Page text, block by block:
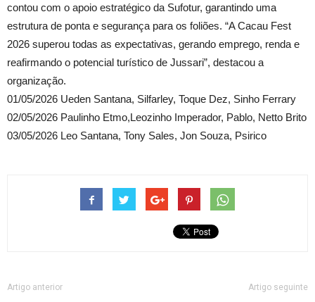
contou com o apoio estratégico da Sufotur, garantindo uma
estrutura de ponta e segurança para os foliões. “A Cacau Fest
2026 superou todas as expectativas, gerando emprego, renda e
reafirmando o potencial turístico de Jussari”, destacou a
organização.
01/05/2026 Ueden Santana, Silfarley, Toque Dez, Sinho Ferrary
02/05/2026 Paulinho Etmo,Leozinho Imperador, Pablo, Netto Brito
03/05/2026 Leo Santana, Tony Sales, Jon Souza, Psirico
Artigo anterior Artigo seguinte